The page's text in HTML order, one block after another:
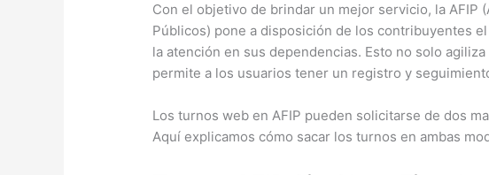
Con el objetivo de brindar un mejor servicio, la AFIP
Públicos) pone a disposición de los contribuyentes
la atención en sus dependencias. Esto no solo
permite a los usuarios tener un registro y
Los turnos web en AFIP pueden solicitarse de dos
Aquí explicamos cómo sacar los turnos en ambas